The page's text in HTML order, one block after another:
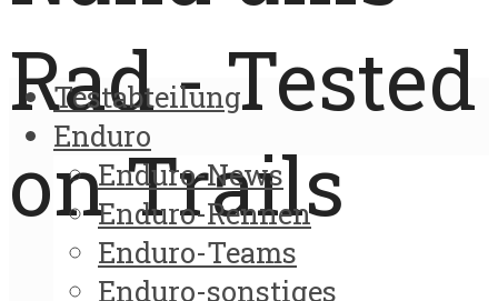
Rad - Tested
on Trails
Testabteilung
Enduro
Enduro-News
Enduro-Rennen
Enduro-Teams
Enduro-sonstiges